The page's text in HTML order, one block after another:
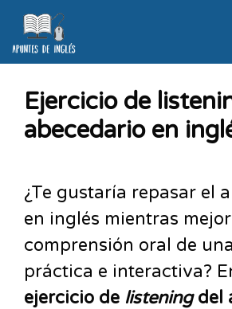
Ejercicio de
abecedario en
¿Te gustaría repasar el
en inglés mientras
comprensión oral de
práctica e interactiva?
ejercicio de listeningdel